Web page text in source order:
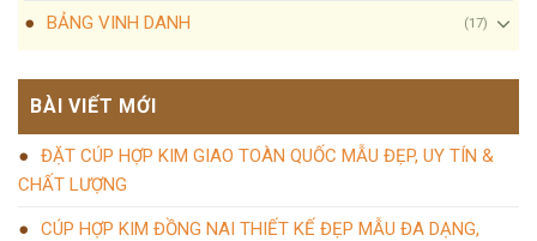
BẢNG VINH DANH (17)
BÀI VIẾT MỚI
ĐẶT CÚP HỢP KIM GIAO TOÀN QUỐC MẪU ĐẸP, UY TÍN &
CHẤT LƯỢNG
CÚP HỢP KIM ĐỒNG NAI THIẾT KẾ ĐẸP MẪU ĐA DẠNG,